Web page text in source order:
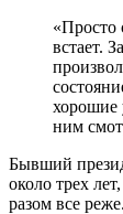
«Просто
встает.
хорошие
ним
Бывший
около трех
разом все